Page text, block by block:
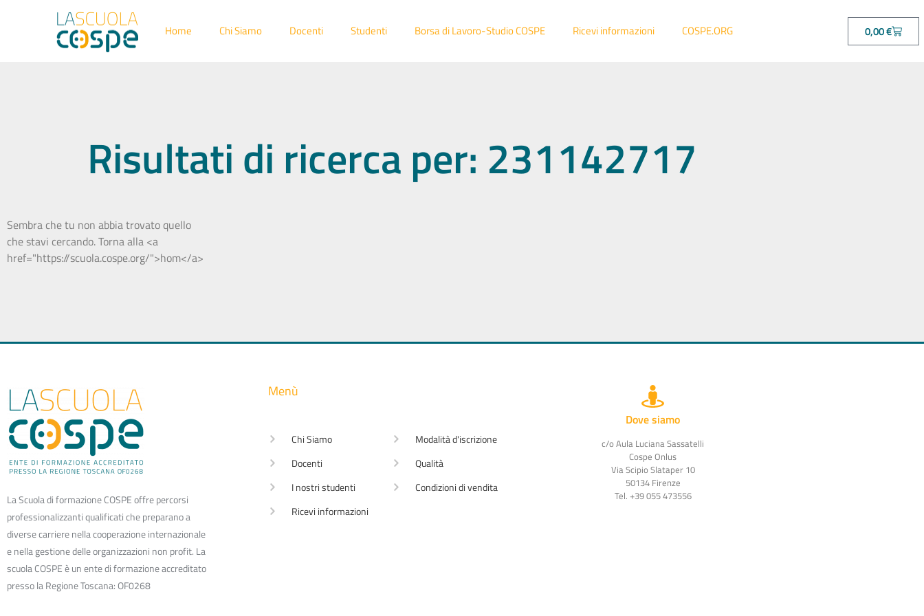
Home Chi Siamo Docenti Studenti Borsa di Lavoro-Studio COSPE Ricevi informazioni COSPE.ORG 0,00€
Risultati di ricerca per: 231142717
Sembra che tu non abbia trovato quello
che stavi cercando. Torna alla <a
href="https://scuola.cospe.org/">hom</a>
La Scuola di formazione COSPE offre percorsi
professionalizzanti qualificati che preparano a
diverse carriere nella cooperazione internazionale
e nella gestione delle organizzazioni non profit. La
scuola COSPE è un ente di formazione accreditato
presso la Regione Toscana: OF0268
Menù
Chi Siamo
Docenti
I nostri studenti
Ricevi informazioni
Modalità d'iscrizione
Qualità
Condizioni di vendita
Dove siamo
c/o Aula Luciana Sassatelli
Cospe Onlus
Via Scipio Slataper 10
50134 Firenze
Tel. +39 055 473556